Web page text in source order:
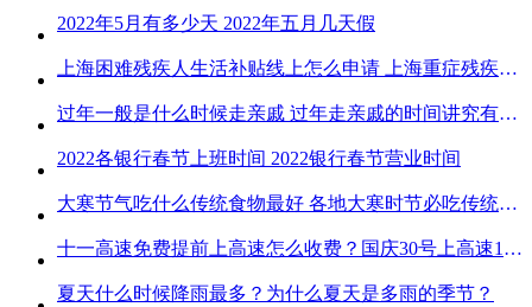
2022年5月有多少天 2022年五月几天假
上海困难残疾人生活补贴线上怎么申请 上海重症残疾人护理补贴线上申请流程
过年一般是什么时候走亲戚 过年走亲戚的时间讲究有哪些
2022各银行春节上班时间 2022银行春节营业时间
大寒节气吃什么传统食物最好 各地大寒时节必吃传统美食
十一高速免费提前上高速怎么收费？国庆30号上高速1号下高速免费吗？
夏天什么时候降雨最多？为什么夏天是多雨的季节？